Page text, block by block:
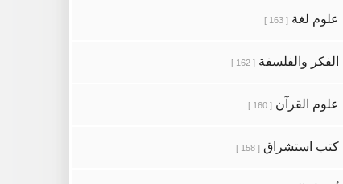
علوم لغة [ 163 ]
الفكر والفلسفة [ 162 ]
علوم القرآن [ 160 ]
كتب استشراق [ 158 ]